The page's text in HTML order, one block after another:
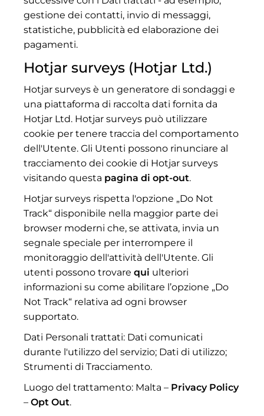
gestione dei contatti, invio di messaggi,
statistiche, pubblicità ed elaborazione dei
pagamenti.
Hotjar surveys (Hotjar Ltd.)
Hotjar surveys è un generatore di sondaggi e
una piattaforma di raccolta dati fornita da
Hotjar Ltd. Hotjar surveys può utilizzare
cookie per tenere traccia del comportamento
dell'Utente. Gli Utenti possono rinunciare al
tracciamento dei cookie di Hotjar surveys
visitando questa pagina di opt-out.
Hotjar surveys rispetta l'opzione „Do Not
Track“ disponibile nella maggior parte dei
browser moderni che, se attivata, invia un
segnale speciale per interrompere il
monitoraggio dell'attività dell'Utente. Gli
utenti possono trovare qui ulteriori
informazioni su come abilitare l’opzione „Do
Not Track“ relativa ad ogni browser
supportato.
Dati Personali trattati: Dati comunicati
durante l'utilizzo del servizio; Dati di utilizzo;
Strumenti di Tracciamento.
Luogo del trattamento: Malta – Privacy Policy
– Opt Out.